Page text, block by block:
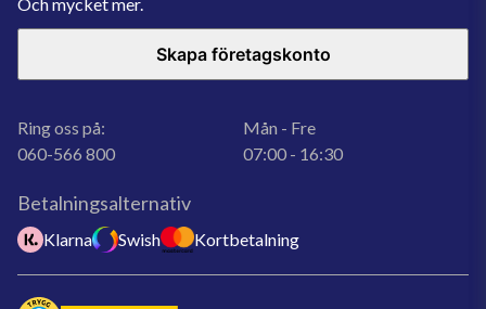
Skapa företagskonto
Ring oss på:
060-566 800
Mån - Fre
07:00 - 16:30
Betalningsalternativ
Klarna Swish Kortbetalning